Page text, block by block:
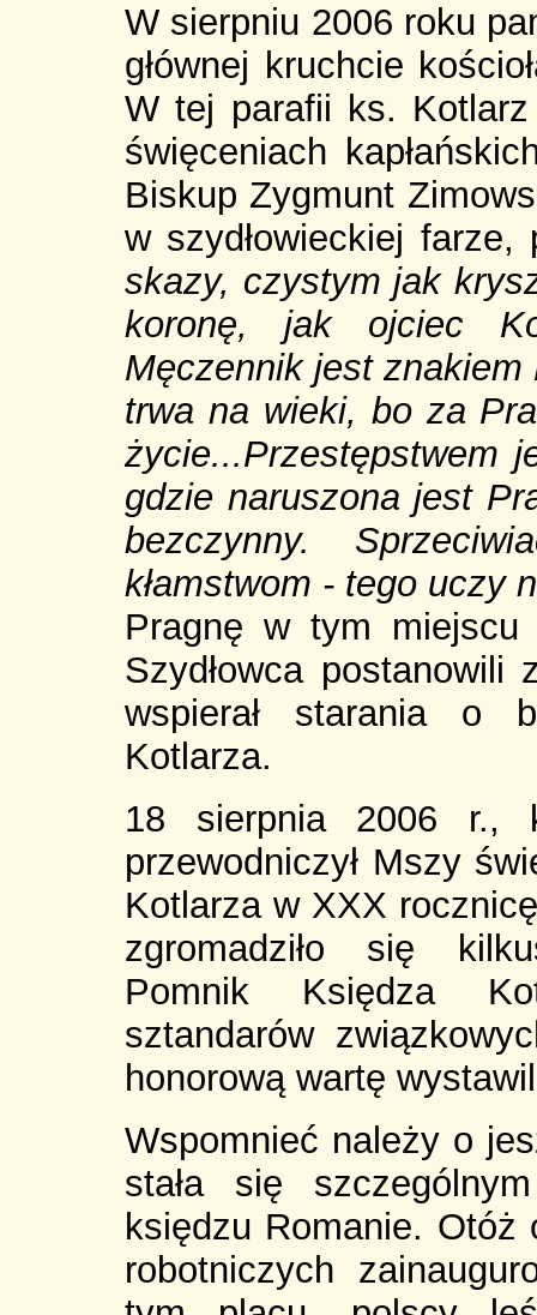
W sierpniu 2006 roku
głównej kruchcie
W tej parafii ks. Kotlarz
święceniach
Biskup Zygmunt
w szydłowieckiej farze,
skazy, czystym jak
koronę, jak ojciec
Męczennik jest
trwa na wieki, bo za
życie...Przestępstwem
gdzie naruszona jest
bezczynny.
kłamstwom - tego uczy
Pragnę w tym miejscu
Szydłowca
wspierał starania o
Kotlarza.
18 sierpnia 2006 r.,
przewodniczył Mszy
Kotlarza w XXX
zgromadziło się
Pomnik Księdza
sztandarów
honorową wartę
Wspomnieć należy o
stała się
księdzu Romanie.
robotniczych